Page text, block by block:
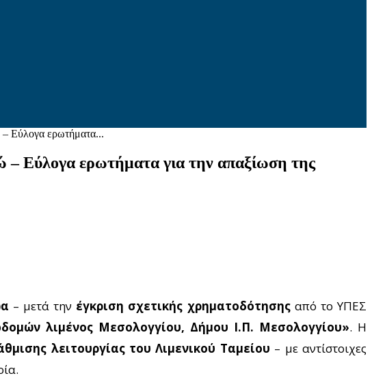
– Εύλογα ερωτήματα...
– Εύλογα ερωτήματα για την απαξίωση της
– μετά την έγκριση σχετικής χρηματοδότησηςαπό το ΥΠΕΣ
λιμένος Μεσολογγίου, Δήμου Ι.Π. Μεσολογγίου». Η
λειτουργίας του Λιμενικού Ταμείου – με αντίστοιχες